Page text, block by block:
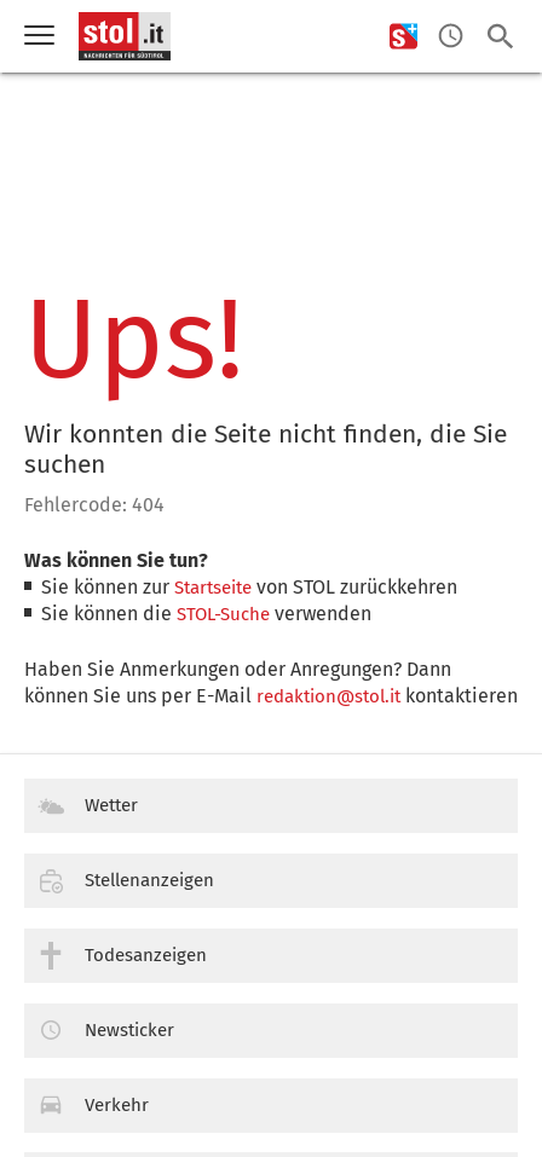
Ups!
Wir konnten die Seite nicht finden, die Sie
suchen
Fehlercode: 404
Was können Sie tun?
Sie können zurStartseite von STOL zurückkehren
Sie können dieSTOL-Suche verwenden
Haben Sie Anmerkungen oder Anregungen? Dann
können Sie uns per E-Mail redaktion@stol.itkontaktieren
Wetter
Stellenanzeigen
Todesanzeigen
Newsticker
Verkehr